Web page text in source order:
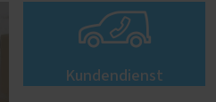

Kundendienst